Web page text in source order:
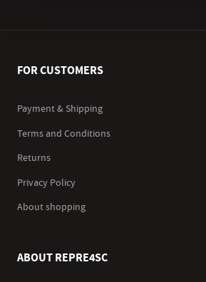
FOR CUSTOMERS
Payment & Shipping
Terms and Conditions
Returns
Privacy Policy
About shopping
ABOUT REPRE4SC